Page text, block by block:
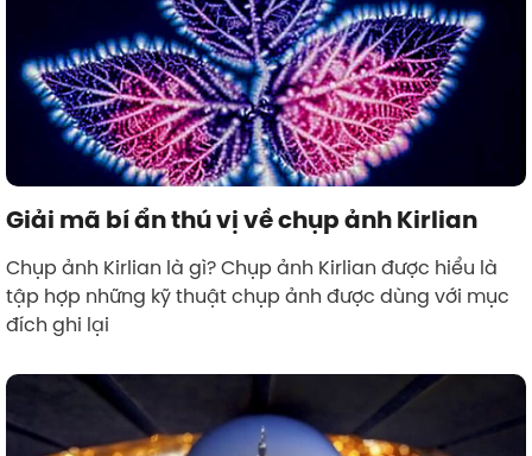
Giải mã bí ẩn thú vị về chụp ảnh Kirlian
Chụp ảnh Kirlian là gì? Chụp ảnh Kirlian được hiểu là
tập hợp những kỹ thuật chụp ảnh được dùng với mục
đích ghi lại